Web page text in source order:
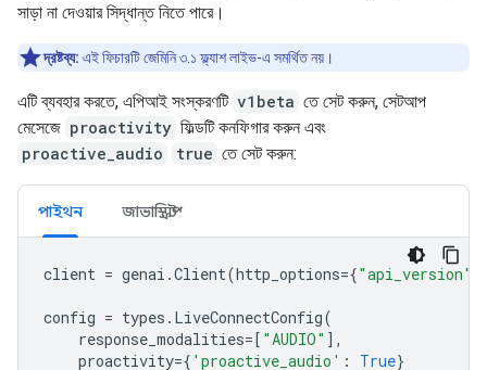
সাড়া না দেওয়ার সিদ্ধান্ত নিতে পারে।
দ্রষ্টব্য: এই ফিচারটি জেমিনি ৩.১ ফ্ল্যাশ লাইভ-এ সমর্থিত নয়।
এটি ব্যবহার করতে, এপিআই সংস্করণটি v1beta তে সেট করুন, সেটআপ
মেসেজে proactivity ফিল্ডটি কনফিগার করুন এবং
proactive_audio
true তে সেট করুন:
পাইথন জাভাস্ক্রিপ্ট
client = genai .Client(http_options={"api_version"
config = types . LiveConnectConfig(
response_modalities=[ "AUDIO" ],
proactivity={ 'proactive_audio' : True}